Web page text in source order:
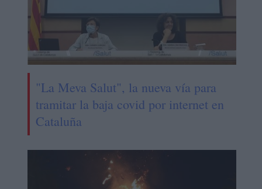
"La Meva Salut", la nueva vía para
tramitar la baja covid por internet en
Cataluña